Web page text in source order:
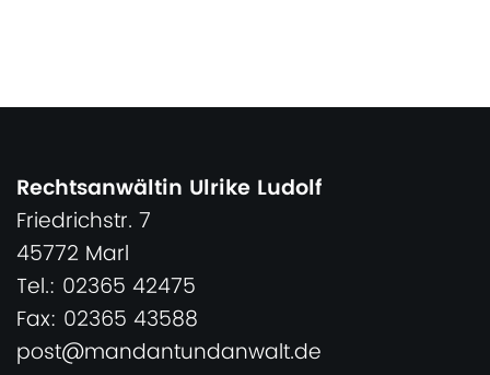
Rechtsanwältin Ulrike Ludolf
Friedrichstr. 7
45772 Marl
Tel.: 02365 42475
Fax: 02365 43588
post@mandantundanwalt.de